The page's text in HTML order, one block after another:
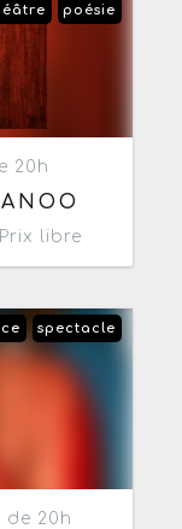
poésie
20h
Prix libre
spectacle
20h